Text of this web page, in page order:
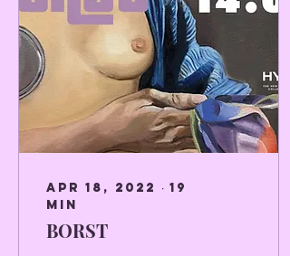
Apr 18, 2022 ∙ 19
min
BORST